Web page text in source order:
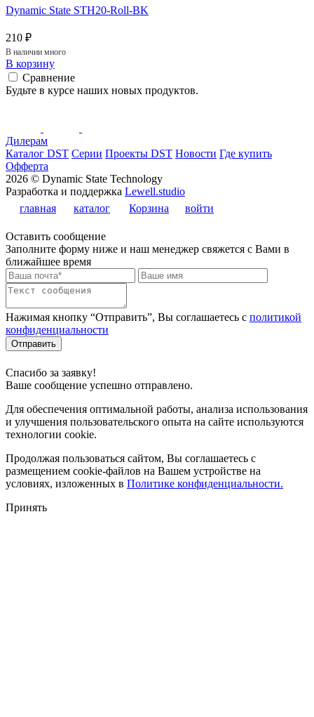
Dynamic State STH20-Roll-BK
210 ₽
В наличии много
В корзину
Сравнение
Будьте в курсе наших новых продуктов.
Дилерам
Каталог DST Серии Проекты DST Новости Где купить
Офферта
2026 © Dynamic State Technology
Разработка и поддержка Lewell.studio
главная
каталог Корзина войти
Оставить сообщение
Заполните форму ниже и наш менеджер свяжется с Вами в
ближайшее время
Нажимая кнопку “Отправить”, Вы соглашаетесь с политикой
конфиденциальности
Отправить
Спасибо за заявку!
Ваше сообщение успешно отправлено.
Для обеспечения оптимальной работы, анализа использования
и улучшения пользовательского опыта на сайте используются
технологии cookie.
Продолжая пользоваться сайтом, Вы соглашаетесь с
размещением cookie-файлов на Вашем устройстве на
условиях, изложенных в Политике конфиденциальности.
Принять